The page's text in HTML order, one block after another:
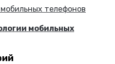
мобильных